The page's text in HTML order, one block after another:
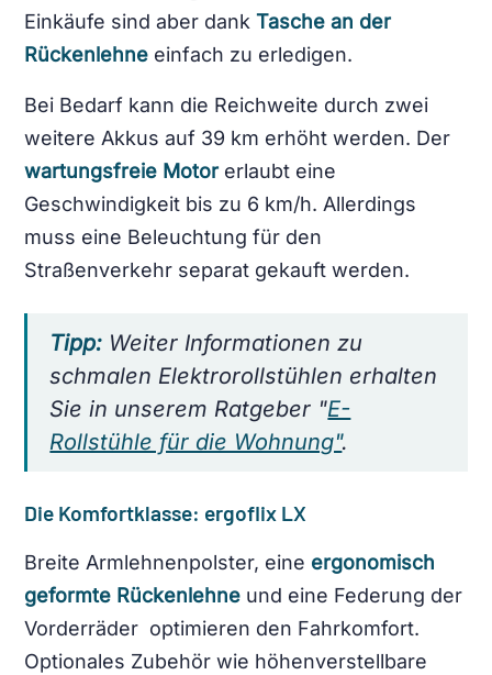
Einkäufe sind aber dankTasche an der
Rückenlehne einfach zu erledigen.
Bei Bedarf kann die Reichweite durch zwei
weitere Akkus auf 39 km erhöht werden. Der
wartungsfreie Motorerlaubt eine
Geschwindigkeit bis zu 6 km/h. Allerdings
muss eine Beleuchtung für den
Straßenverkehr separat gekauft werden.
Tipp: Weiter Informationen zu
schmalen Elektrorollstühlen erhalten
Sie in unserem Ratgeber "E-
Rollstühle für die Wohnung".
Die Komfortklasse: ergoflix LX
Breite Armlehnenpolster, eine ergonomisch
geformte Rückenlehne und eine Federung der
Vorderräder optimieren den Fahrkomfort.
Optionales Zubehör wie höhenverstellbare